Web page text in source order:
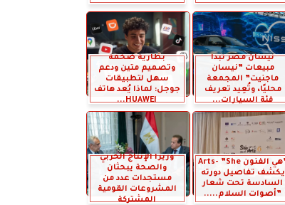
نيسان مصر تبدأ
مبيعات ”نيسان
ماجنيت” المجمعة
محليًا، وتُعِيد تعريف
فئة السيارات...
بطارية ضخمة
وتصميم متين ودعم
سهل لتطبيقات
جوجل: لماذا يُعد هاتف
HUAWEI...
”هي الفنون Arts- ”She
يكشف تفاصيل دورته
السادسة تحت شعار
”أصوات السلام.....
وزيرا الإنتاج الحربي
والصحة يبحثان
مستجدات عدد من
المشروعات القومية
المشتركة